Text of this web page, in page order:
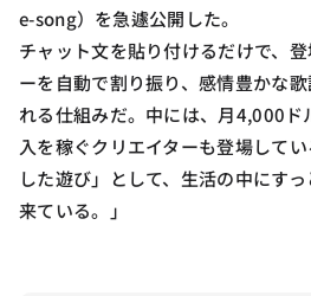
e-song）を急遽公開した。
チャット文を貼り付けるだけで、
ーを自動で割り振り、感情豊かな
れる仕組みだ。中には、月4,000
入を稼ぐクリエイターも登場して
した遊び」として、生活の中にす
来ている。」